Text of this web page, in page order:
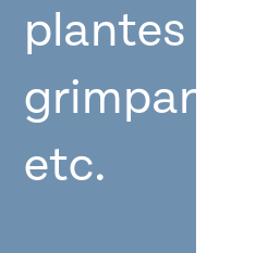
plantes
etc.